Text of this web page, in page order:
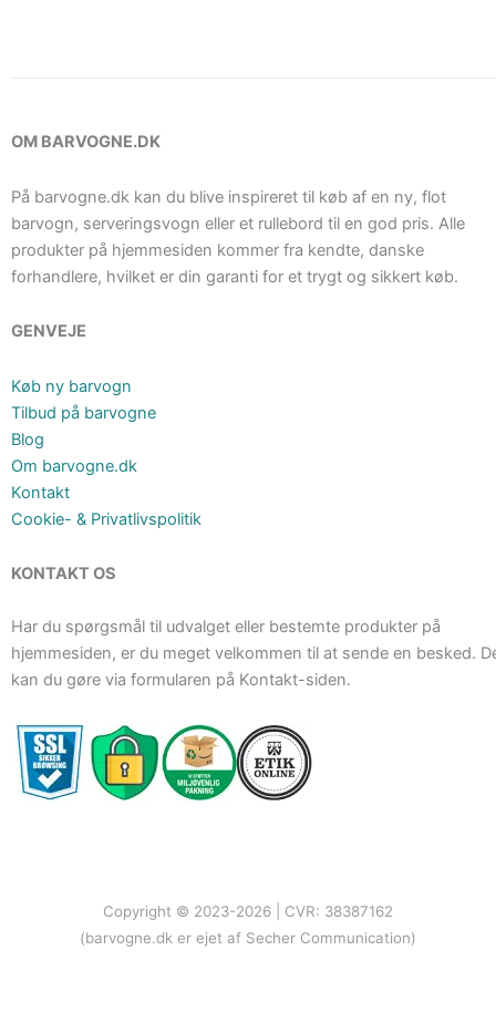
OM BARVOGNE.DK
På barvogne.dk kan du blive inspireret til køb af en ny, flot
barvogn, serveringsvogn eller et rullebord til en god pris. Alle
produkter på hjemmesiden kommer fra kendte, danske
forhandlere, hvilket er din garanti for et trygt og sikkert køb.
GENVEJE
Køb ny barvogn
Tilbud på barvogne
Blog
Om barvogne.dk
Kontakt
Cookie- & Privatlivspolitik
KONTAKT OS
Har du spørgsmål til udvalget eller bestemte produkter på
hjemmesiden, er du meget velkommen til at sende en besked.
kan du gøre via formularen på Kontakt-siden.
Copyright © 2023-2026 | CVR: 38387162
(barvogne.dk er ejet af Secher Communication)